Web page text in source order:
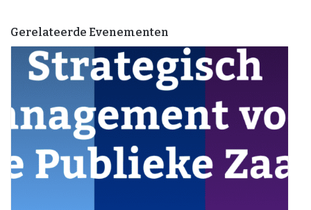
Gerelateerde Evenementen